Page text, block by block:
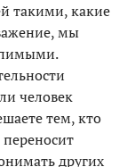
такими, какие
мы
человек
тем, кто
других